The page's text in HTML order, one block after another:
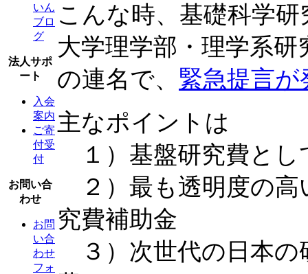
いん
ブロ
グ
法人サポ
ート
入会
案内
ご寄
付受
付
お問い合
わせ
お問
い合
わせ
フォ
こんな時、基礎科学
大学理学部・理学系
の連名で、 緊急提言が
主なポイントは
１）基盤研究費とし
２）最も透明度の高
究費補助金
３）次世代の日本の